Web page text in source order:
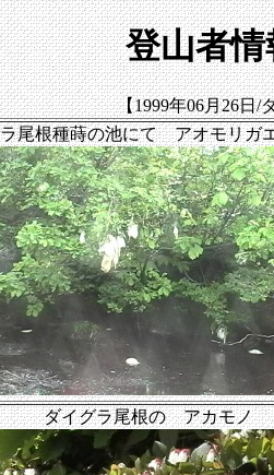
登山者
【1999年06月26日/
尾根種蒔の池にて アオモリガ
ダイグラ尾根の アカモノ